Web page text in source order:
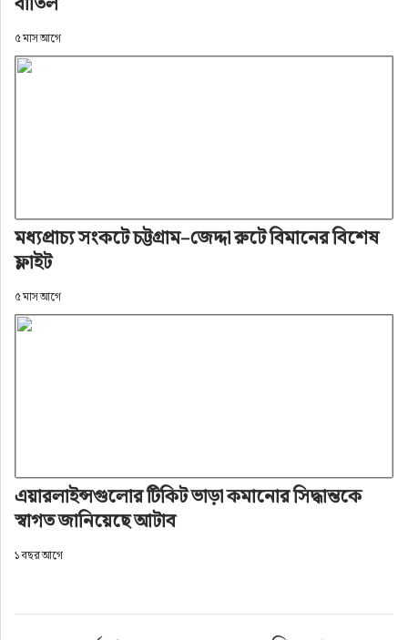
৫ মাস আগে
মধ্যপ্রাচ্য সংকটে চট্টগ্রাম–জেদ্দা রুটে বিমানের বিশেষ
ফ্লাইট
৫ মাস আগে
এয়ারলাইন্সগুলোর টিকিট ভাড়া কমানোর সিদ্ধান্তকে
স্বাগত জানিয়েছে আটাব
১ বছর আগে